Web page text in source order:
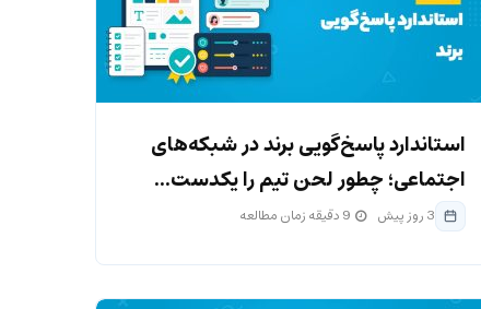
استاندارد پاسخ‌گویی برند در شبکه‌های
اجتماعی؛ چطور لحن تیم را یکدست...
3 روز پیش 9 دقیقه زمان مطالعه